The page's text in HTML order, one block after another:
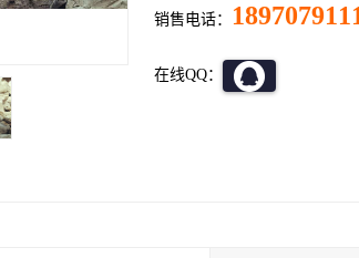
销售电话：
在线QQ：